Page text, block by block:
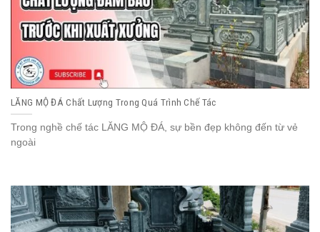
LĂNG MỘ ĐÁ Chất Lượng Trong Quá Trình Chế Tác
Trong nghề chế tác LĂNG MỘ ĐÁ, sự bền đẹp không đến từ vẻ
ngoài